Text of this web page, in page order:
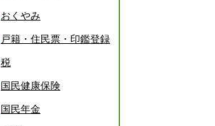
おくやみ
戸籍・住民票・印鑑登録
税
国民健康保険
国民年金